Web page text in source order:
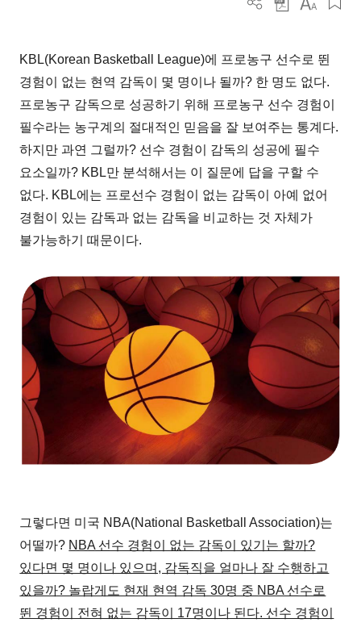
KBL(Korean Basketball League)에 프로농구 선수로 뛴
경험이 없는 현역 감독이 몇 명이나 될까? 한 명도 없다.
프로농구 감독으로 성공하기 위해 프로농구 선수 경험이
필수라는 농구계의 절대적인 믿음을 잘 보여주는 통계다.
하지만 과연 그럴까? 선수 경험이 감독의 성공에 필수
요소일까? KBL만 분석해서는 이 질문에 답을 구할 수
없다. KBL에는 프로선수 경험이 없는 감독이 아예 없어
경험이 있는 감독과 없는 감독을 비교하는 것 자체가
불가능하기 때문이다.
그렇다면 미국 NBA(National Basketball Association)는
어떨까? NBA 선수 경험이 없는 감독이 있기는 할까?
있다면 몇 명이나 있으며, 감독직을 얼마나 잘 수행하고
있을까? 놀랍게도 현재 현역 감독 30명 중 NBA 선수로
뛴 경험이 전혀 없는 감독이 17명이나 된다. 선수 경험이